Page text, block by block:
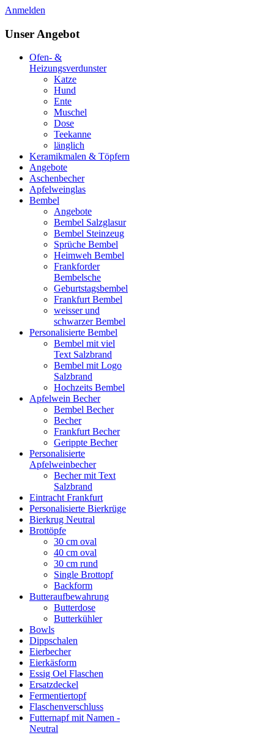
Anmelden
Unser Angebot
Ofen- &
Heizungsverdunster
Katze
Hund
Ente
Muschel
Dose
Teekanne
länglich
Keramikmalen & Töpfern
Angebote
Aschenbecher
Apfelweinglas
Bembel
Angebote
Bembel Salzglasur
Bembel Steinzeug
Sprüche Bembel
Heimweh Bembel
Frankforder
Bembelsche
Geburtstagsbembel
Frankfurt Bembel
weisser und
schwarzer Bembel
Personalisierte Bembel
Bembel mit viel
Text Salzbrand
Bembel mit Logo
Salzbrand
Hochzeits Bembel
Apfelwein Becher
Bembel Becher
Becher
Frankfurt Becher
Gerippte Becher
Personalisierte
Apfelweinbecher
Becher mit Text
Salzbrand
Eintracht Frankfurt
Personalisierte Bierkrüge
Bierkrug Neutral
Brottöpfe
30 cm oval
40 cm oval
30 cm rund
Single Brottopf
Backform
Butteraufbewahrung
Butterdose
Butterkühler
Bowls
Dippschalen
Eierbecher
Eierkäsform
Essig Oel Flaschen
Ersatzdeckel
Fermentiertopf
Flaschenverschluss
Futternapf mit Namen -
Neutral